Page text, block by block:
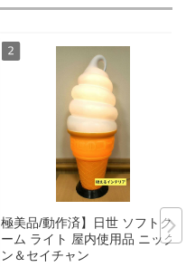
極美品/動作済】日世 ソフトクリ
ーム ライト 屋内使用品 ニック
ン＆セイチャン